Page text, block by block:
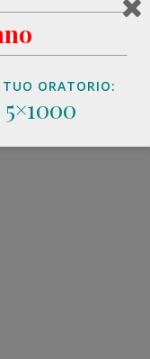
TUO ORATORIO: